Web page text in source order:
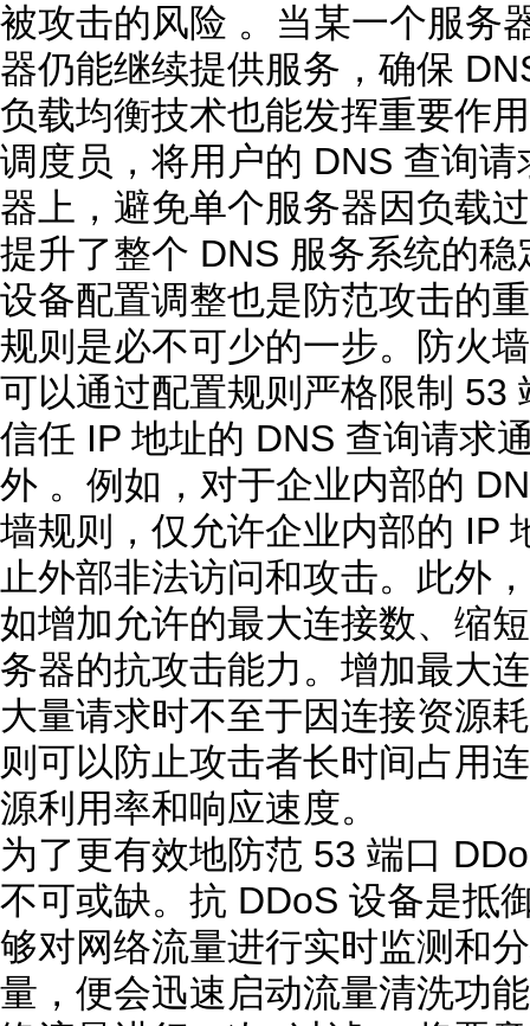
被攻击的风险 。当某一个服务
器仍能继续提供服务，确保
负载均衡技术也能发挥重要作
调度员，将用户的 DNS 查询
器上，避免单个服务器因负载
提升了整个 DNS 服务系统的
设备配置调整也是防范攻击的
规则是必不可少的一步。防火
可以通过配置规则严格限制 53
信任 IP 地址的 DNS 查询请求
外 。例如，对于企业内部的
墙规则，仅允许企业内部的 IP
止外部非法访问和攻击。此外
如增加允许的最大连接数、缩
务器的抗攻击能力。增加最大
大量请求时不至于因连接资源
则可以防止攻击者长时间占用
源利用率和响应速度。
为了更有效地防范 53 端口
不可或缺。抗 DDoS 设备是抵
够对网络流量进行实时监测和
量，便会迅速启动流量清洗功